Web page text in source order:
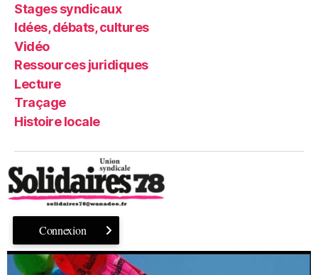
Stages syndicaux
Idées, débats, cultures
Vidéo
Ressources juridiques
Lecture
Traçage
Histoire locale
Connexion